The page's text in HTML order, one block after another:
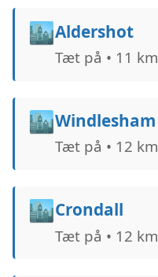
🏙️Aldershot
Tæt på • 11 km
🏙️Windlesham
Tæt på • 12 km
🏙️Crondall
Tæt på • 12 km